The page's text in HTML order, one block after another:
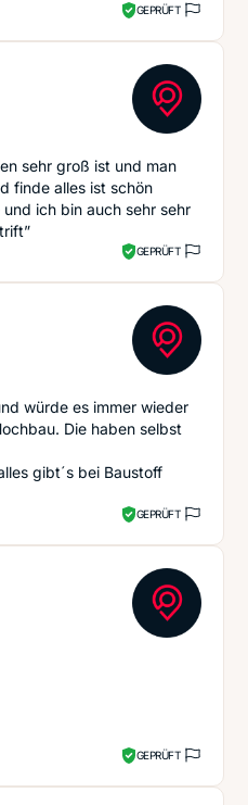
GEPRÜFT
sehr groß ist und man
finde alles ist schön
ich bin auch sehr sehr
GEPRÜFT
würde es immer wieder
Die haben selbst
gibt´s bei Baustoff
GEPRÜFT
GEPRÜFT